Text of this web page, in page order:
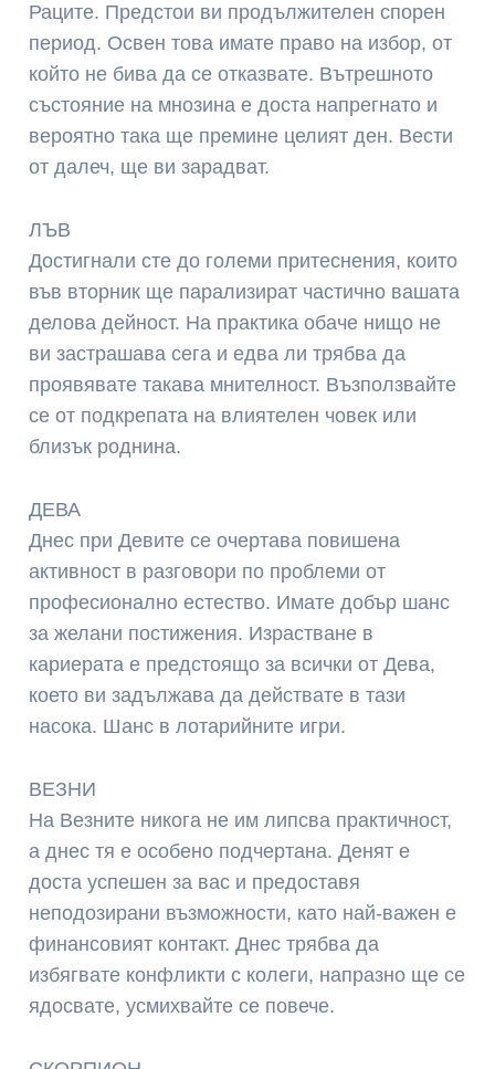
Раците. Предстои ви продължителен спорен
период. Освен това имате право на избор, от
който не бива да се отказвате. Вътрешното
състояние на мнозина е доста напрегнато и
вероятно така ще премине целият ден. Вести
от далеч, ще ви зарадват.
ЛЪВ
Достигнали сте до големи притеснения, които
във вторник ще парализират частично вашата
делова дейност. На практика обаче нищо не
ви застрашава сега и едва ли трябва да
проявявате такава мнителност. Възползвайте
се от подкрепата на влиятелен човек или
близък роднина.
ДЕВА
Днес при Девите се очертава повишена
активност в разговори по проблеми от
професионално естество. Имате добър шанс
за желани постижения. Израстване в
кариерата е предстоящо за всички от Дева,
което ви задължава да действате в тази
насока. Шанс в лотарийните игри.
ВЕЗНИ
На Везните никога не им липсва практичност,
а днес тя е особено подчертана. Денят е
доста успешен за вас и предоставя
неподозирани възможности, като най-важен е
финансовият контакт. Днес трябва да
избягвате конфликти с колеги, напразно ще се
ядосвате, усмихвайте се повече.